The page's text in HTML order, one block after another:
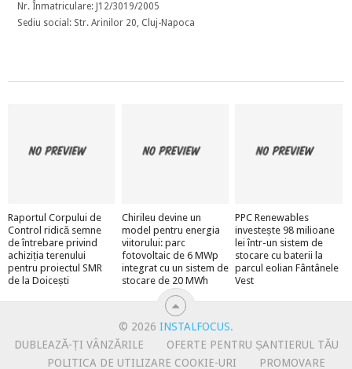
Nr. Înmatriculare: J12/3019/2005
Sediu social: Str. Arinilor 20, Cluj-Napoca
Raportul Corpului de
Control ridică semne
de întrebare privind
achiziția terenului
pentru proiectul SMR
de la Doicești
Chirileu devine un
model pentru energia
viitorului: parc
fotovoltaic de 6 MWp
integrat cu un sistem de
stocare de 20 MWh
PPC Renewables
investește 98 milioane
lei într-un sistem de
stocare cu baterii la
parcul eolian Fântânele
Vest
© 2026 INSTALFOCUS.
DUBLEAZĂ-ȚI VÂNZĂRILE
OFERTE PENTRU ȘANTIERUL TĂU
POLITICA DE UTILIZARE COOKIE-URI
PROMOVARE